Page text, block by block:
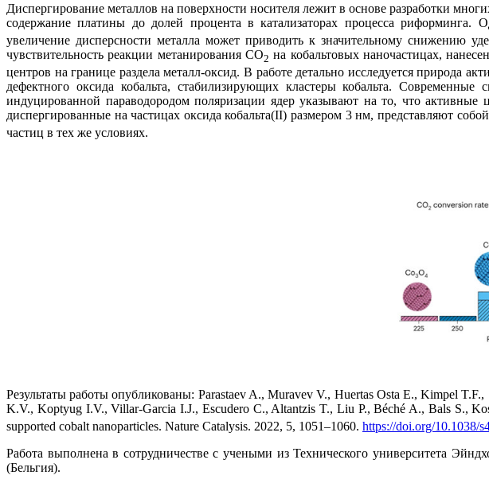
Диспергирование металлов на поверхности носителя лежит в основе разработки
содержание платины до долей процента в катализаторах процесса
увеличение дисперсности металла может приводить к значительному снижению
чувствительность реакции метанирования СО2 на кобальтовых наночастицах,
центров на границе раздела металл-оксид. В работе детально исследуется природа
дефектного оксида кобальта, стабилизирующих кластеры кобальта.
индуцированной параводородом поляризации ядер указывают на то, что
диспергированные на частицах оксида кобальта(II) размером 3 нм, представляют
частиц в тех же условиях.
Результаты работы опубликованы: Parastaev A., Muravev V., Huertas Osta E., Kimpel
K.V., Koptyug I.V., Villar-Garcia I.J., Escudero C., Altantzis T., Liu P., Béché A., Bals S.,
supported cobalt nanoparticles. Nature Catalysis. 2022, 5, 1051–1060. https://doi.org/10.1038/
Работа выполнена в сотрудничестве с учеными из Технического университета
(Бельгия).